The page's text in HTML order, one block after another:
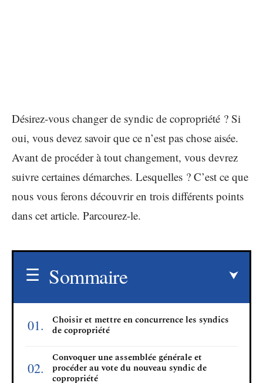
Désirez-vous changer de syndic de copropriété ? Si
oui, vous devez savoir que ce n’est pas chose aisée.
Avant de procéder à tout changement, vous devrez
suivre certaines démarches. Lesquelles ? C’est ce que
nous vous ferons découvrir en trois différents points
dans cet article. Parcourez-le.
Sommaire
Choisir et mettre en concurrence les syndics
de copropriété
Convoquer une assemblée générale et
procéder au vote du nouveau syndic de
copropriété